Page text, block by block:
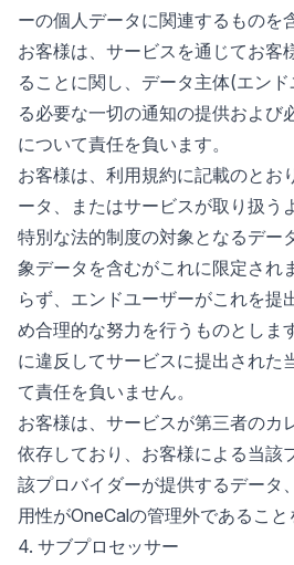
ーの個人データに関連するものを
お客様は、サービスを通じてお客
ることに関し、データ主体(エン
る必要な一切の通知の提供および
について責任を負います。
お客様は、利用規約に記載のとお
ータ、またはサービスが取り扱う
特別な法的制度の対象となるデ
象データを含むがこれに限定され
らず、エンドユーザーがこれを提
め合理的な努力を行うものとしま
に違反してサービスに提出された
て責任を負いません。
お客様は、サービスが第三者のカ
依存しており、お客様による当該
該プロバイダーが提供するデータ
用性がOneCalの管理外であること
4. サブプロセッサー